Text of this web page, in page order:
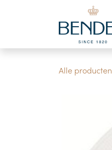
Overslaan naar inhoud
Alle producten